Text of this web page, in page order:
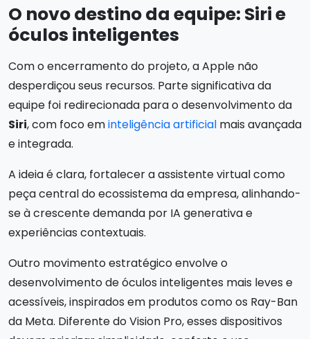
O novo destino da equipe: Siri e
óculos inteligentes
Com o encerramento do projeto, a Apple não
desperdiçou seus recursos. Parte significativa da
equipe foi redirecionada para o desenvolvimento da
Siri, com foco eminteligência artificial mais avançada
e integrada.
A ideia é clara, fortalecer a assistente virtual como
peça central do ecossistema da empresa, alinhando-
se à crescente demanda por IA generativa e
experiências contextuais.
Outro movimento estratégico envolve o
desenvolvimento de óculos inteligentes mais leves e
acessíveis, inspirados em produtos como os Ray-Ban
da Meta. Diferente do Vision Pro, esses dispositivos